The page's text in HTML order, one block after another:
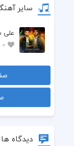
سایر
علی
0
دیدگاه ها